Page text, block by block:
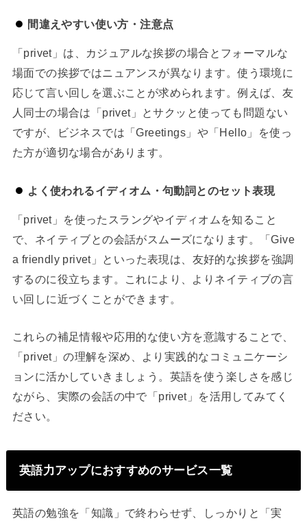
間違えやすい使い方・注意点
「privet」は、カジュアルな挨拶の場合とフォーマルな
場面での挨拶ではニュアンスが異なります。使う環境に
応じて言い回しを選ぶことが求められます。例えば、友
人同士の場合は「privet」とサクッと使っても問題ない
ですが、ビジネスでは「Greetings」や「Hello」を使っ
た方が適切な場合があります。
よく使われるイディオム・句動詞とのセット表現
「privet」を使ったスラングやイディオムを知ること
で、ネイティブとの会話がスムーズになります。「Give
a friendly privet」といった表現は、友好的な挨拶を強調
するのに役立ちます。これにより、よりネイティブの言
い回しに近づくことができます。
これらの補足情報や応用的な使い方を意識することで、
「privet」の理解を深め、より実践的なコミュニケーシ
ョンに活かしていきましょう。英語を使う楽しさを感じ
ながら、実際の会話の中で「privet」を活用してみてく
ださい。
英語力アップにおすすめのサービス一覧
英語の勉強を「知識」で終わらせず、しっかりと「実